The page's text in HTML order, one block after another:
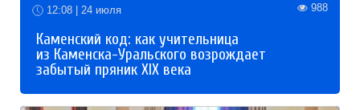
12:08 | 24 июля 988
Каменский код: как учительница
из Каменска-Уральского возрождает
забытый пряник XIX века